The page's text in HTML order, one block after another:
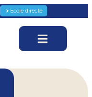
Ecole directe